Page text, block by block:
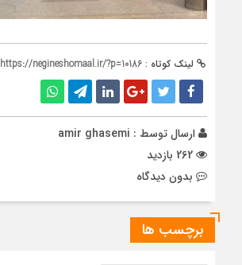
لینک کوتاه : https://negineshomaal.ir/?p=10186
ارسال توسط : amir ghasemi
بدون دیدگاه
برچسب ها